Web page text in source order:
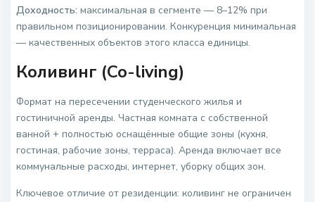
Доходность: максимальная в сегменте — 8–12% при
правильном позиционировании. Конкуренция минимальная
— качественных объектов этого класса единицы.
Коливинг (Co-living)
Формат на пересечении студенческого жилья и
гостиничной аренды. Частная комната с собственной
ванной + полностью оснащённые общие зоны (кухня,
гостиная, рабочие зоны, терраса). Аренда включает все
коммунальные расходы, интернет, уборку общих зон.
Ключевое отличие от резиденции: коливинг не ограничен